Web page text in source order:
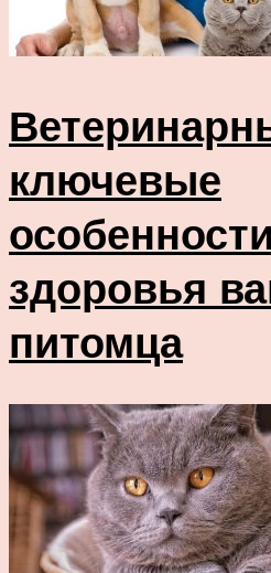
ключевые
здоровья
питомца